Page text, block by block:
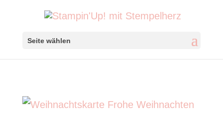
Seite wählen